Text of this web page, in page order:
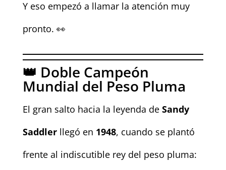
Y eso empezó a llamar la atención muy
pronto. 👀
👑 Doble Campeón
Mundial del Peso Pluma
El gran salto hacia la leyenda de Sandy
Saddlerllegó en 1948, cuando se plantó
frente al indiscutible rey del peso pluma: